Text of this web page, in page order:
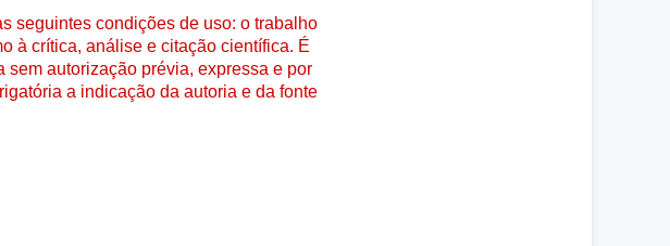
seguintes condições de uso: o trabalho
à crítica, análise e citação científica. É
autorização prévia, expressa e por
a indicação da autoria e da fonte